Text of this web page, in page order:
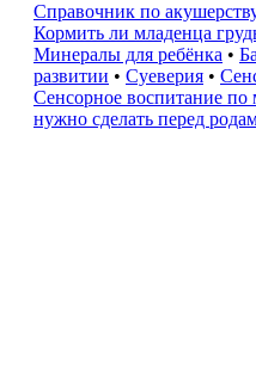
Справочник по
Кормить ли младенца
Минералы для ребёнка •
развитии • Суеверия •
Сенсорное воспитание
нужно сделать перед